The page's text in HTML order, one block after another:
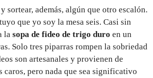
sortear, además, algún que otro escalón.
que yo soy la mesa seis. Casi sin
la sopa de fideo de trigo duro en un
Solo tres piparras rompen la sobriedad
son artesanales y provienen de
caros, pero nada que sea significativo